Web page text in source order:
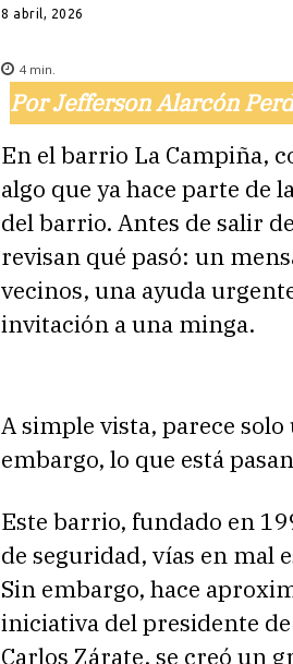
8 abril, 2026
4 min.
Por Jefferson Alarcón
En el barrio La Campiña,
algo que ya hace parte de
del barrio. Antes de salir
revisan qué pasó: un
vecinos, una ayuda
invitación a una minga.
A simple vista, parece
embargo, lo que está
Este barrio, fundado en
de seguridad, vías en mal
Sin embargo, hace
iniciativa del presidente
Carlos Zárate, se creó un